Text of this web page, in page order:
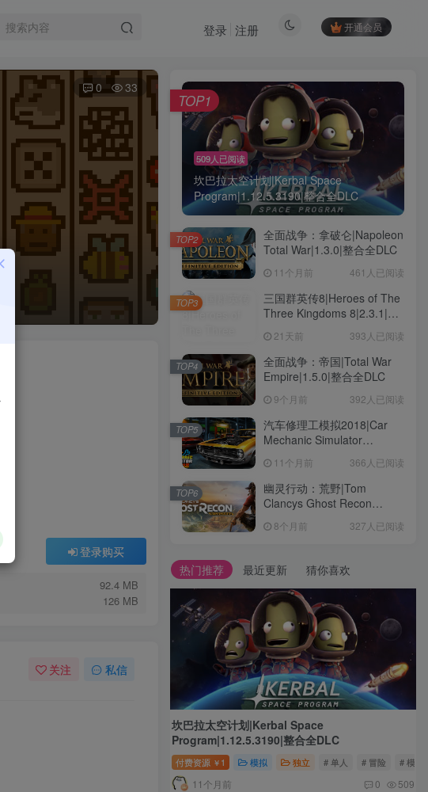
开通会员
登录 注册
0 33
登录购买
92.4 MB
126 MB
关注 私信
509人已阅读
坎巴拉太空计划|Kerbal Space
Program|1.12.5.3190|整合全DLC
TOP1
全面战争：拿破仑|Napoleon
Total War|1.3.0|整合全DLC
11个月前 461人已阅读
TOP2
三国群英传8|Heroes of The
Three Kingdoms 8|2.3.1|整
21天前 393人已阅读
TOP3
全面战争：帝国|Total War
Empire|1.5.0|整合全DLC
9个月前 392人已阅读
TOP4
汽车修理工模拟2018|Car
Mechanic Simulator
11个月前 366人已阅读
TOP5
幽灵行动：荒野|Tom
Clancys Ghost Recon
DLC8个月前 327人已阅读
TOP6
热门推荐 最近更新 猜你喜欢
坎巴拉太空计划|Kerbal Space
Program|1.12.5.3190|整合全DLC
付费资源 ￥ 1 模拟 独立 # 单人 # 冒险 # 模拟
11个月前 0 509